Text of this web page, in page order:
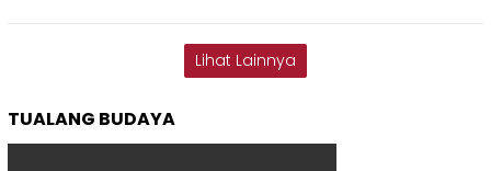
Lihat Lainnya
TUALANG BUDAYA